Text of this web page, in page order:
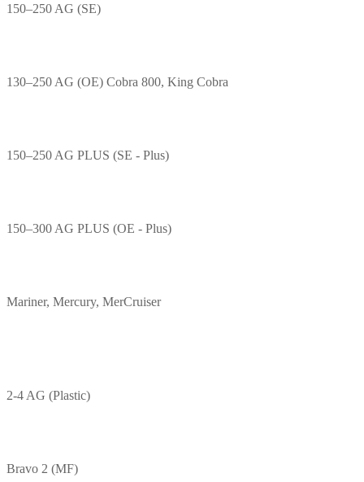
150–250 AG (SE)
130–250 AG (OE) Cobra 800, King Cobra
150–250 AG PLUS (SE - Plus)
150–300 AG PLUS (OE - Plus)
Mariner, Mercury, MerCruiser
2-4 AG (Plastic)
Bravo 2 (MF)